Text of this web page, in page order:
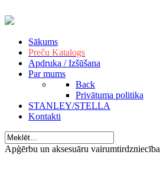
Sākums
Preču Katalogs
Apdruka / Izšūšana
Par mums
Back
Privātuma politika
STANLEY/STELLA
Kontakti
Apģērbu un aksesuāru vairumtirdzniecība